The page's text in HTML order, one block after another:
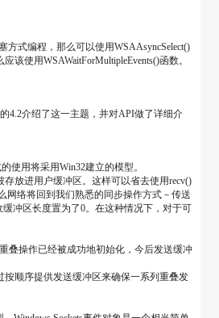
式编程，那么可以使用WSAAsyncSelect()
使用WSAWaitForMultipleEvents()函数。
4.2介绍了这一主题，并对API做了详细介
使用将采用Win32建立的模型。
放进用户缓冲区。这样可以省去使用recv()
网络将回到我们熟悉的同步操作方式－传送
冲区长度置为了0。在这种情况下，对于可
叠操作已经被成功地初始化，今后发送缓冲
顺序提供发送缓冲区来确保一系列重叠发